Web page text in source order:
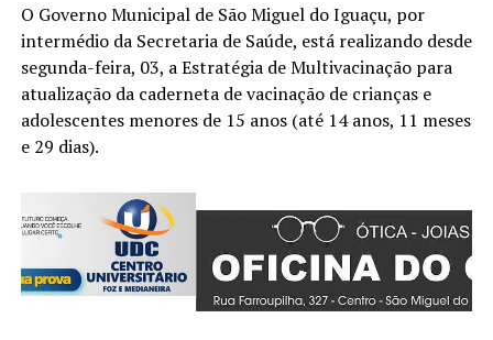
O Governo Municipal de São Miguel do Iguaçu, por
intermédio da Secretaria de Saúde, está realizando desde
segunda-feira, 03, a Estratégia de Multivacinação para
atualização da caderneta de vacinação de crianças e
adolescentes menores de 15 anos (até 14 anos, 11 meses
e 29 dias).